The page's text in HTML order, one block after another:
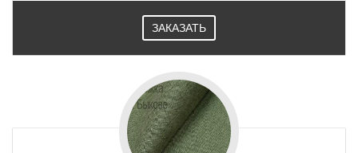
ЗАКАЗАТЬ